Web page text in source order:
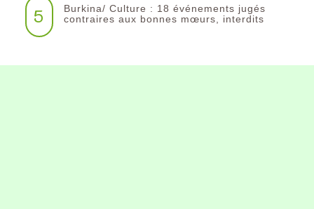
5
Burkina/ Culture : 18 événements jugés
contraires aux bonnes mœurs, interdits